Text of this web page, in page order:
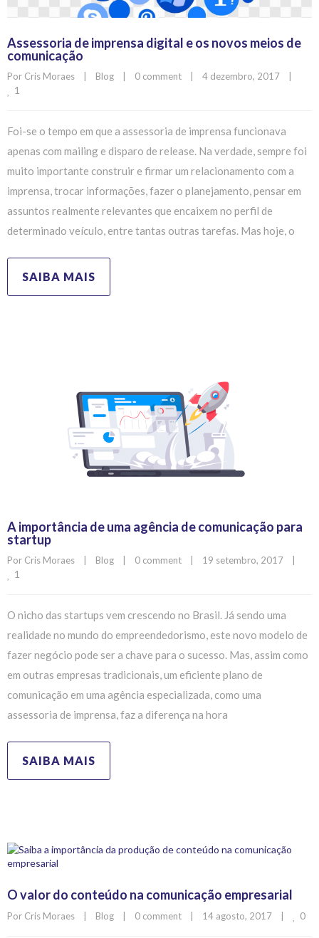
Assessoria de imprensa digital e os novos meios de
comunicação
Por Cris Moraes | Blog | 0 comment | 4 dezembro, 2017 |
1
Foi-se o tempo em que a assessoria de imprensa funcionava
apenas com mailing e disparo de release. Na verdade, sempre foi
muito importante construir e firmar um relacionamento com a
imprensa, trocar informações, fazer o planejamento, pensar em
assuntos realmente relevantes que encaixem no perfil de
determinado veículo, entre tantas outras tarefas. Mas hoje, o
SAIBA MAIS
A importância de uma agência de comunicação para
startup
Por Cris Moraes Blog 0 comment 19 setembro, 2017
1
O nicho das startups vem crescendo no Brasil. Já sendo uma
realidade no mundo do empreendedorismo, este novo modelo de
fazer negócio pode ser a chave para o sucesso. Mas, assim como
em outras empresas tradicionais, um eficiente plano de
comunicação em uma agência especializada, como uma
assessoria de imprensa, faz a diferença na hora
SAIBA MAIS
O valor do conteúdo na comunicação empresarial
Por Cris Moraes Blog 0 comment 14 agosto, 2017 0